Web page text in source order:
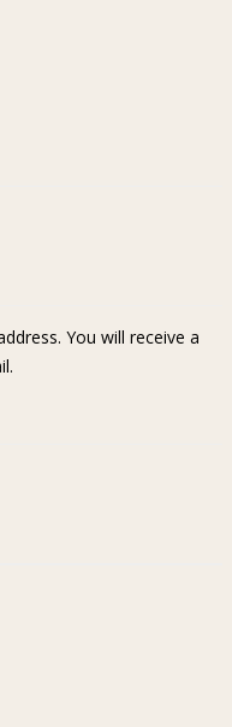
You will receive a